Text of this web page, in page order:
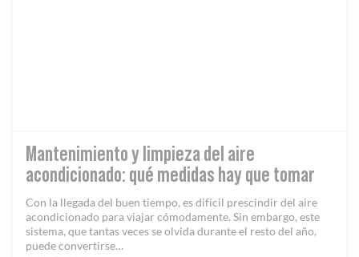
Mantenimiento y limpieza del aire
acondicionado: qué medidas hay que tomar
Con la llegada del buen tiempo, es difícil prescindir del aire
acondicionado para viajar cómodamente. Sin embargo, este
sistema, que tantas veces se olvida durante el resto del año,
puede convertirse…